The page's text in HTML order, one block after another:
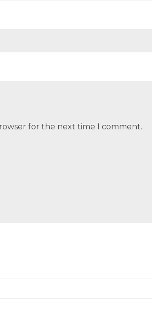
for the next time I comment.